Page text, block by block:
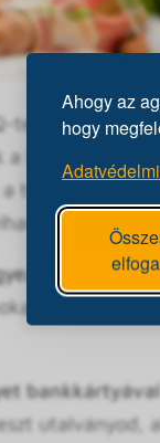
Ahogy az
hogy
tesztje
Mensáról, az
tesztírás. (Az
és
segítesz,
utalványod,